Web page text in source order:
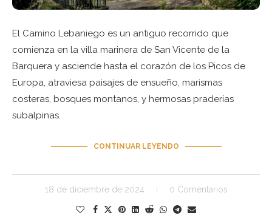
El Camino Lebaniego es un antiguo recorrido que
comienza en la villa marinera de San Vicente de la
Barquera y asciende hasta el corazón de los Picos de
Europa, atraviesa paisajes de ensueño, marismas
costeras, bosques montanos, y hermosas praderías
subalpinas.
CONTINUAR LEYENDO
18 de diciembre de 2024 0 Comentarios